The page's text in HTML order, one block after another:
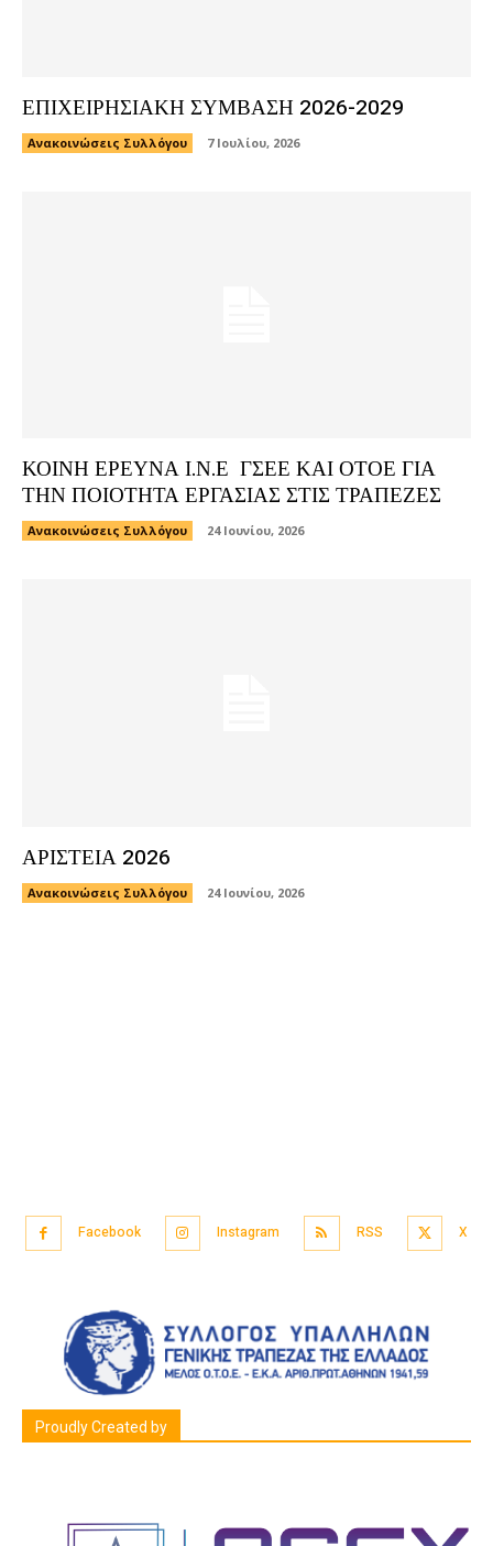
ΕΠΙΧΕΙΡΗΣΙΑΚΗ ΣΥΜΒΑΣΗ 2026-2029
Ανακοινώσεις Συλλόγου 7 Ιουλίου, 2026
ΚΟΙΝΗ ΕΡΕΥΝΑ Ι.Ν.Ε ΓΣΕΕ ΚΑΙ ΟΤΟΕ ΓΙΑ
ΤΗΝ ΠΟΙΟΤΗΤΑ ΕΡΓΑΣΙΑΣ ΣΤΙΣ ΤΡΑΠΕΖΕΣ
Ανακοινώσεις Συλλόγου 24 Ιουνίου, 2026
ΑΡΙΣΤΕΙΑ 2026
Ανακοινώσεις Συλλόγου 24 Ιουνίου, 2026
Facebook Instagram RSS X
Proudly Created by